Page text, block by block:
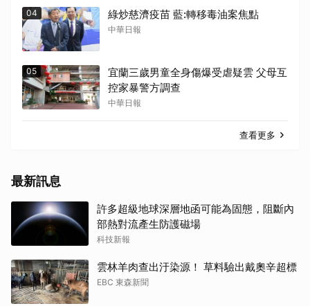
04 綠炒慈濟疫苗 藍:轉移毒油案焦點
中華日報
05
宜蘭三歲男童全身傷爆受虐疑雲 父母互
控家暴警方調查
中華日報
查看更多
最新訊息
許多超級地球深層地函可能為固態，阻斷內
部熱對流產生防護磁場
科技新報
雲林羊肉查出汙染源！ 草料驗出戴奧辛超標
EBC 東森新聞